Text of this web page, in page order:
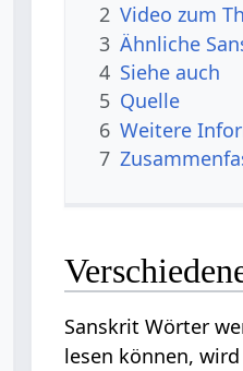
2 Video zum
3 Ähnliche
4 Siehe auch
5 Quelle
6 Weitere
7
Sanskrit Wörter
lesen können,